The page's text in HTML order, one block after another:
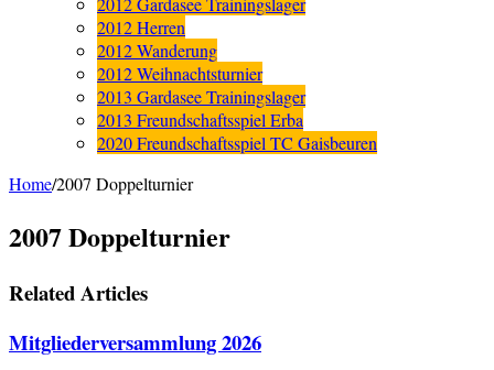
2012 Herren
2012 Wanderung
2012 Weihnachtsturnier
2013 Gardasee Trainingslager
2013 Freundschaftsspiel Erba
2020 Freundschaftsspiel TC Gaisbeuren
Home/2007 Doppelturnier
2007 Doppelturnier
Related Articles
Mitgliederversammlung 2026